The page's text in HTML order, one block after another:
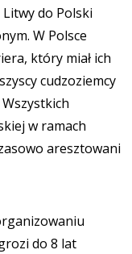
do Polski
W Polsce
który miał ich
cudzoziemcy
w ramach
aresztowani
do 8 lat